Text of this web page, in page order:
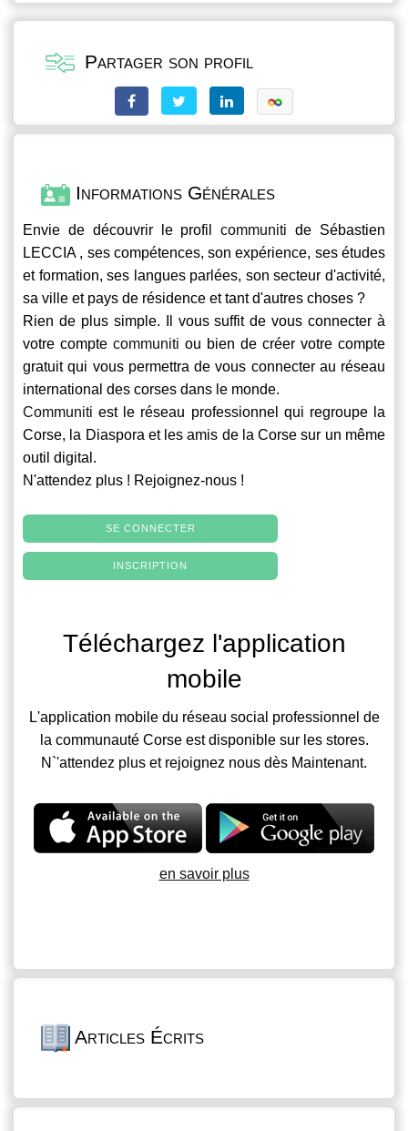
Partager son profil
Informations Générales
Envie de découvrir le profilcommuniti de Sébastien
LECCIA , ses compétences, son expérience, ses études
et formation, ses langues parlées, son secteur d'activité,
sa ville et pays de résidence et tant d'autres choses ?
Rien de plus simple. Il vous suffit de vous connecter à
votre compte communiti ou bien de créer votre compte
gratuit qui vous permettra de vous connecter au réseau
international des corses dans le monde.
Communiti est le réseau professionnel qui regroupe la
Corse, la Diaspora et les amis de la Corse sur un même
outil digital.
N'attendez plus ! Rejoignez-nous !
SE CONNECTER
INSCRIPTION
Téléchargez l'application
mobile
L'application mobile du réseau social professionnel de
la communauté Corse est disponible sur les stores.
N`'attendez plus et rejoignez nous dès Maintenant.
en savoir plus
Articles Écrits